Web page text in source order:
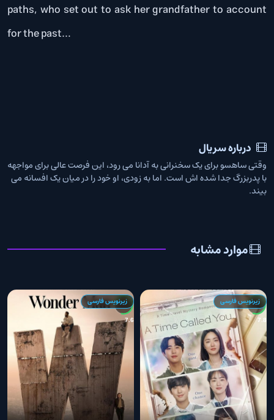
paths, who set out to ask her grandfather to account
for the past…
درباره سریال
وقتی ساهسو برای یک سخنرانی به آدانا می رود، این فرصت عالی برای مواجهه
با پدربزرگ جدا شده اش است. اما به زودی، او خود را در میان یک افسانه می
بیند.
موارد مشابه
7.8
زیرنویس فارسی
7.6
زیرنویس فارسی